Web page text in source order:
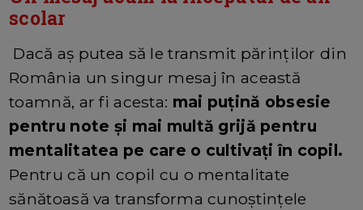
scolar
Dacă aș putea să le transmit părinților din
România un singur mesaj în această
toamnă, ar fi acesta: mai puțină obsesie
pentru note și mai multă grijă pentru
mentalitatea pe care o cultivați în copil.
Pentru că un copil cu o mentalitate
sănătoasă va transforma cunoștințele